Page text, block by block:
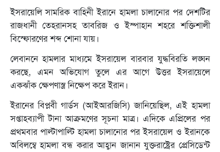
ইসরায়েলি সামরিক বাহিনী ইরানে হামলা চালানোর পর দেশটির
রাজধানী তেহরানসহ তাবরিজ ও ইস্পাহান শহরে শক্তিশালী
বিস্ফোরণের শব্দ শোনা যায়।
লেবাননে হামলার মাধ্যমে ইসরায়েল বারবার যুদ্ধবিরতি লঙ্ঘন
করছে, এমন অভিযোগ তুলে এর আগে উত্তর ইসরায়েলে
একঝাঁক ক্ষেপণাস্ত্র নিক্ষেপ করে ইরান।
ইরানের বিপ্লবী গার্ডস (আইআরজিসি) জানিয়েছিল, এই হামলা
সপ্তাহব্যাপী টানা আক্রমণের সূচনা মাত্র। এদিকে এপ্রিলের পর
প্রথমবার পাল্টাপাল্টি হামলা চালানোর পর ইসরায়েল ও ইরানকে
অবিলম্বে হামলা বন্ধ করার আহ্বান জানান যুক্তরাষ্ট্রের প্রেসিডেন্ট